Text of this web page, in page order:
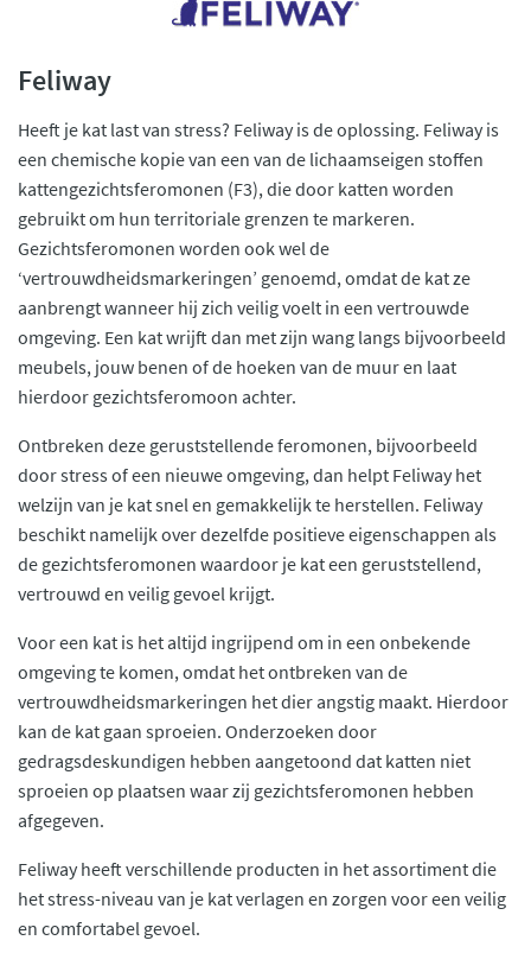
Feliway
Heeft je kat last van stress? Feliway is de oplossing. Feliway is
een chemische kopie van een van de lichaamseigen stoffen
kattengezichtsferomonen (F3), die door katten worden
gebruikt om hun territoriale grenzen te markeren.
Gezichtsferomonen worden ook wel de
‘vertrouwdheidsmarkeringen’ genoemd, omdat de kat ze
aanbrengt wanneer hij zich veilig voelt in een vertrouwde
omgeving. Een kat wrijft dan met zijn wang langs bijvoorbeeld
meubels, jouw benen of de hoeken van de muur en laat
hierdoor gezichtsferomoon achter.
Ontbreken deze geruststellende feromonen, bijvoorbeeld
door stress of een nieuwe omgeving, dan helpt Feliway het
welzijn van je kat snel en gemakkelijk te herstellen. Feliway
beschikt namelijk over dezelfde positieve eigenschappen als
de gezichtsferomonen waardoor je kat een geruststellend,
vertrouwd en veilig gevoel krijgt.
Voor een kat is het altijd ingrijpend om in een onbekende
omgeving te komen, omdat het ontbreken van de
vertrouwdheidsmarkeringen het dier angstig maakt. Hierdoor
kan de kat gaan sproeien. Onderzoeken door
gedragsdeskundigen hebben aangetoond dat katten niet
sproeien op plaatsen waar zij gezichtsferomonen hebben
afgegeven.
Feliway heeft verschillende producten in het assortiment die
het stress-niveau van je kat verlagen en zorgen voor een veilig
en comfortabel gevoel.